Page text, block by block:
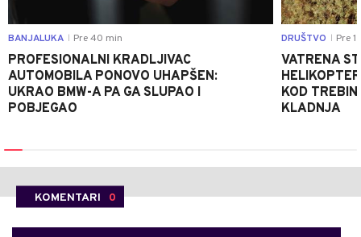
BANJALUKA Pre 40 min
PROFESIONALNI KRADLJIVAC
AUTOMOBILA PONOVO UHAPŠEN:
UKRAO BMW-A PA GA SLUPAO I
POBJEGAO
DRUŠTVO Pre 1
VATRENA
KOD
KLADNJA
KOMENTARI 0